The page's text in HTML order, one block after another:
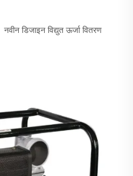
नवीन डिजाइन विद्युत ऊर्जा वितरण